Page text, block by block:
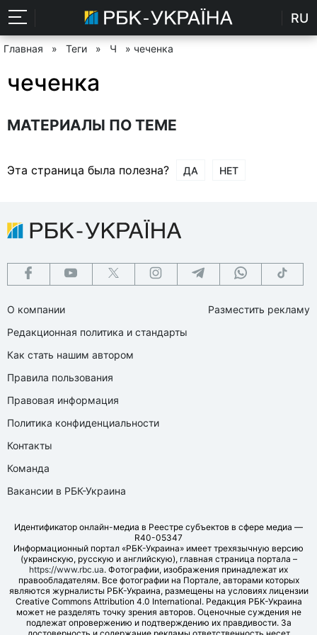
RU
Главная » Теги » Ч » чеченка
чеченка
МАТЕРИАЛЫ ПО ТЕМЕ
Эта страница была полезна? ДА НЕТ
О компании
Редакционная политика и стандарты
Как стать нашим автором
Правила пользования
Правовая информация
Политика конфиденциальности
Контакты
Команда
Вакансии в РБК-Украина
Разместить рекламу
Идентификатор онлайн-медиа в Реестре субъектов в сфере медиа —
R40-05347
Информационный портал «РБК-Украина» имеет трехязычную версию
(украинскую, русскую и английскую), главная страница портала –
https://www.rbc.ua. Фотографии, изображения принадлежат их
правообладателям. Все фотографии на Портале, авторами которых
являются журналисты РБК-Украина, размещены на условиях лицензии
Creative Commons Attribution 4.0 International. Редакция РБК-Украина
может не разделять точку зрения авторов. Оценочные суждения не
подлежат опровержению и подтверждению их правдивости. За